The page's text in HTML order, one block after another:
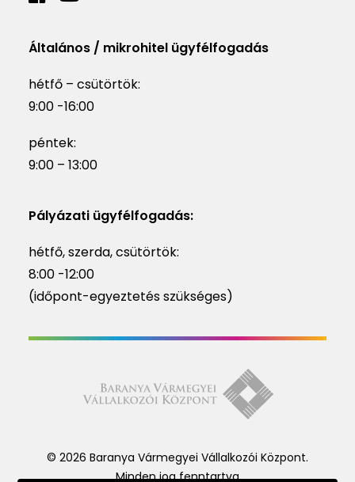
Általános / mikrohitel ügyfélfogadás
hétfő – csütörtök:
9:00 -16:00
péntek:
9:00 – 13:00
Pályázati ügyfélfogadás:
hétfő, szerda, csütörtök:
8:00 -12:00
(időpont-egyeztetés szükséges)
© 2026 Baranya Vármegyei Vállalkozói Központ.
Minden jog fenntartva